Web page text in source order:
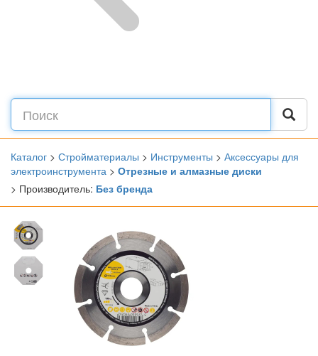
Каталог > Стройматериалы > Инструменты > Аксессуары для
электроинструмента > Отрезные и алмазные диски
> Производитель: Без бренда